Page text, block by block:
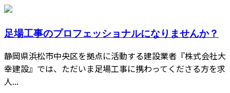
足場工事のプロフェッショナルになりませんか？
静岡県浜松市中央区を拠点に活動する建設業者『株式会社大
幸建設』では、ただいま足場工事に携わってくださる方を求
人...